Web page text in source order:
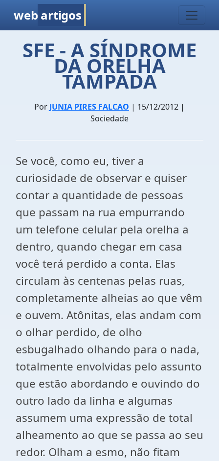
web artigos
SFE - A SÍNDROME
DA ORELHA
TAMPADA
Por JUNIA PIRES FALCAO | 15/12/2012 |
Sociedade
Se você, como eu, tiver a
curiosidade de observar e quiser
contar a quantidade de pessoas
que passam na rua empurrando
um telefone celular pela orelha a
dentro, quando chegar em casa
você terá perdido a conta. Elas
circulam às centenas pelas ruas,
completamente alheias ao que vêm
e ouvem. Atônitas, elas andam com
o olhar perdido, de olho
esbugalhado olhando para o nada,
totalmente envolvidas pelo assunto
que estão abordando e ouvindo do
outro lado da linha e algumas
assumem uma expressão de total
alheamento ao que se passa ao seu
redor. Olham a esmo, não fitam